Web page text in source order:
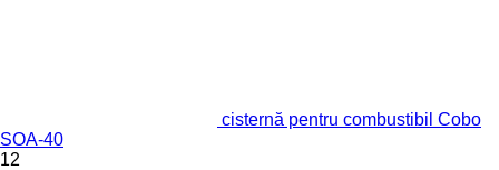
cisternă pentru combustibil Cobo
SOA-40
12